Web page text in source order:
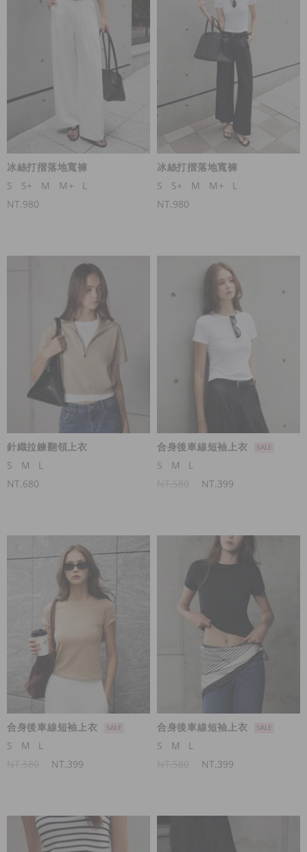
冰絲打摺落地寬褲
S
S+ M M+
L
NT.980
冰絲打摺落地寬褲
S
S+ M M+
L
NT.980
針織拉鍊翻領上衣
S
M
L
NT.680
合身後車線短袖上衣
S
M
L
NT.399
合身後車線短袖上衣
S
M
L
NT.399
合身後車線短袖上衣
S
M
L
NT.399